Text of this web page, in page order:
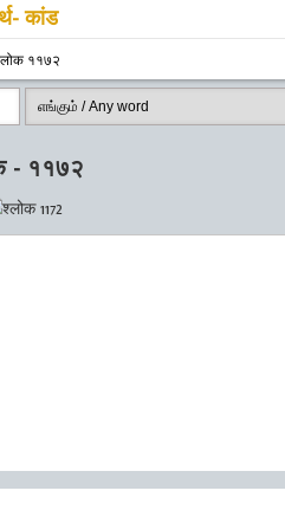
कांड
११७२
- ११७२